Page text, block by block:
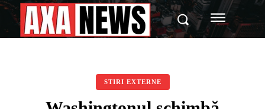
STIRI EXTERNE